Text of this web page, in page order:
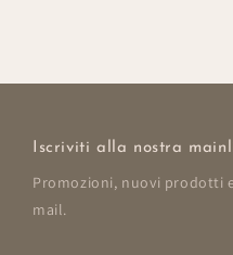
Iscriviti alla nostra
Promozioni, nuovi prodotti
mail.